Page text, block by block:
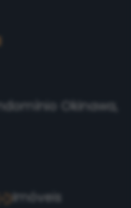
Okinawa,
Imóveis